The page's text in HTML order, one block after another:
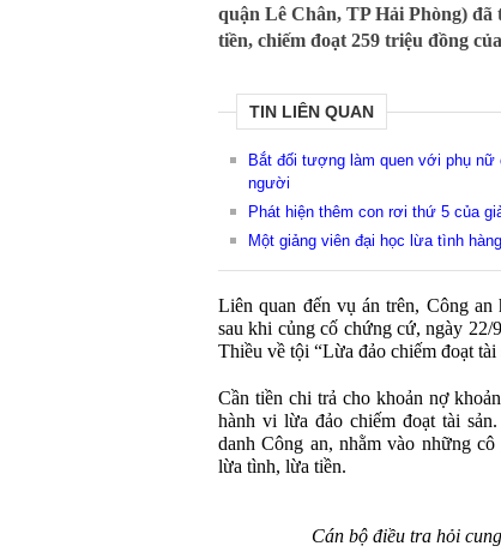
quận Lê Chân, TP Hải Phòng)
tiền, chiếm đoạt 259 triệu đồng
TIN LIÊN QUAN
Bắt đối tượng làm quen với phụ
người
Phát hiện thêm con rơi thứ 5 của
Một giảng viên đại học lừa tình
Liên quan đến vụ án trên, Công
sau khi củng cố chứng cứ, ngày
Thiều về tội “Lừa đảo chiếm đoạt tài
Cần tiền chi trả cho khoản nợ
hành vi lừa đảo chiếm đoạt tài
danh Công an, nhằm vào những
lừa tình, lừa tiền.
Cán bộ điều tra hỏi